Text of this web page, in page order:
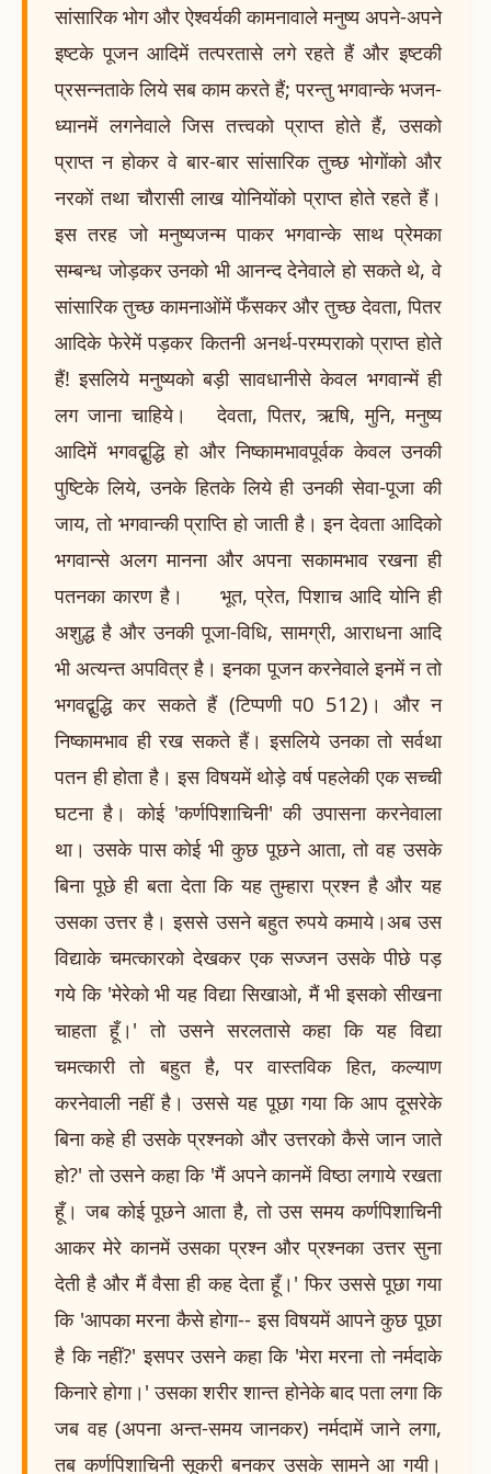
सांसारिक भोग और ऐश्वर्यकी कामनावाले मनुष्य अपने-अपने
इष्टके पूजन आदिमें तत्परतासे लगे रहते हैं और इष्टकी
प्रसन्नताके लिये सब काम करते हैं; परन्तु भगवान्के भजन-
ध्यानमें लगनेवाले जिस तत्त्वको प्राप्त होते हैं, उसको
प्राप्त न होकर वे बार-बार सांसारिक तुच्छ भोगोंको और
नरकों तथा चौरासी लाख योनियोंको प्राप्त होते रहते हैं।
इस तरह जो मनुष्यजन्म पाकर भगवान्के साथ प्रेमका
सम्बन्ध जोड़कर उनको भी आनन्द देनेवाले हो सकते थे, वे
सांसारिक तुच्छ कामनाओंमें फँसकर और तुच्छ देवता, पितर
आदिके फेरेमें पड़कर कितनी अनर्थ-परम्पराको प्राप्त होते
हैं! इसलिये मनुष्यको बड़ी सावधानीसे केवल भगवान्में ही
लग जाना चाहिये। देवता, पितर, ऋषि, मुनि, मनुष्य
आदिमें भगवद्बुद्धि हो और निष्कामभावपूर्वक केवल उनकी
पुष्टिके लिये, उनके हितके लिये ही उनकी सेवा-पूजा की
जाय, तो भगवान्की प्राप्ति हो जाती है। इन देवता आदिको
भगवान्से अलग मानना और अपना सकामभाव रखना ही
पतनका कारण है। भूत, प्रेत, पिशाच आदि योनि ही
अशुद्ध है और उनकी पूजा-विधि, सामग्री, आराधना आदि
भी अत्यन्त अपवित्र है। इनका पूजन करनेवाले इनमें न तो
भगवद्बुद्धि कर सकते हैं (टिप्पणी प0 512)। और न
निष्कामभाव ही रख सकते हैं। इसलिये उनका तो सर्वथा
पतन ही होता है। इस विषयमें थोड़े वर्ष पहलेकी एक सच्ची
घटना है। कोई 'कर्णपिशाचिनी' की उपासना करनेवाला
था। उसके पास कोई भी कुछ पूछने आता, तो वह उसके
बिना पूछे ही बता देता कि यह तुम्हारा प्रश्न है और यह
उसका उत्तर है। इससे उसने बहुत रुपये कमाये।अब उस
विद्याके चमत्कारको देखकर एक सज्जन उसके पीछे पड़
गये कि 'मेरेको भी यह विद्या सिखाओ, मैं भी इसको सीखना
चाहता हूँ।' तो उसने सरलतासे कहा कि यह विद्या
चमत्कारी तो बहुत है, पर वास्तविक हित, कल्याण
करनेवाली नहीं है। उससे यह पूछा गया कि आप दूसरेके
बिना कहे ही उसके प्रश्नको और उत्तरको कैसे जान जाते
हो?' तो उसने कहा कि 'मैं अपने कानमें विष्ठा लगाये रखता
हूँ। जब कोई पूछने आता है, तो उस समय कर्णपिशाचिनी
आकर मेरे कानमें उसका प्रश्न और प्रश्नका उत्तर सुना
देती है और मैं वैसा ही कह देता हूँ।' फिर उससे पूछा गया
कि 'आपका मरना कैसे होगा-- इस विषयमें आपने कुछ पूछा
है कि नहीं?' इसपर उसने कहा कि 'मेरा मरना तो नर्मदाके
किनारे होगा।' उसका शरीर शान्त होनेके बाद पता लगा कि
जब वह (अपना अन्त-समय जानकर) नर्मदामें जाने लगा,
तब कर्णपिशाचिनी सूकरी बनकर उसके सामने आ गयी।